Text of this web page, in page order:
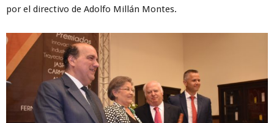
por el directivo de Adolfo Millán Montes.